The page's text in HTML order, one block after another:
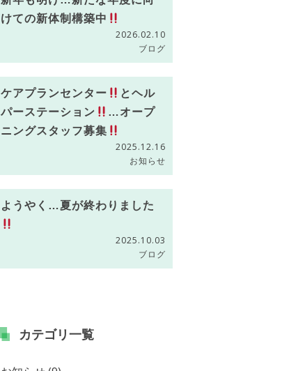
けての新体制構築中
2026.02.10
ブログ
ケアプランセンター
とヘル
パーステーション
…オープ
ニングスタッフ募集
2025.12.16
お知らせ
ようやく…夏が終わりました
2025.10.03
ブログ
カテゴリ 一覧